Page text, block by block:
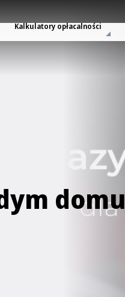
Kalkulatory opłacalności
domu